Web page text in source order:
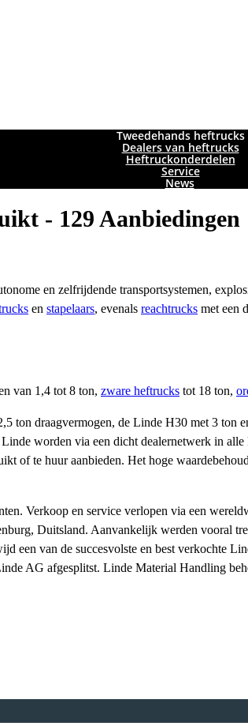
Tweedehands heftrucks
Dealers van heftrucks
Heftruckonderdelen
Service
News
- 129 Aanbiedingen
en zelfrijdende transportsystemen,
en stapelaars, evenals reachtrucks met een
van 1,4 tot 8 ton, zware heftrucks tot 18 ton,
ton draagvermogen, de Linde H30 met 3 ton
worden via een dicht dealernetwerk in
of te huur aanbieden. Het hoge
Verkoop en service verlopen via een
Duitsland. Aanvankelijk werden vooral
een van de succesvolste en best verkochte
AG afgesplitst. Linde Material Handling